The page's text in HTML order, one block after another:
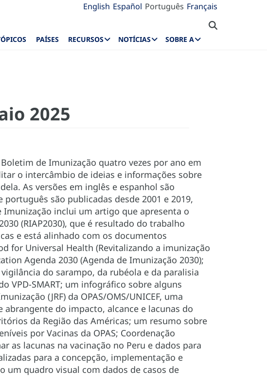
English Español Português Français
PAÍSES RECURSOS NOTÍCIAS SOBRE A
2025
de Imunização quatro vezes por ano em
o intercâmbio de ideias e informações sobre
As versões em inglês e espanhol são
são publicadas desde 2001 e 2019,
inclui um artigo que apresenta o
(RIAP2030), que é resultado do trabalho
e está alinhado com os documentos
for Universal Health (Revitalizando a imunização
Agenda 2030 (Agenda de Imunização 2030);
do sarampo, da rubéola e da paralisia
VPD-SMART; um infográfico sobre alguns
(JRF) da OPAS/OMS/UNICEF, uma
do impacto, alcance e lacunas do
da Região das Américas; um resumo sobre
por Vacinas da OPAS; Coordenação
as lacunas na vacinação no Peru e dados para
para a concepção, implementação e
quadro visual com dados de casos de